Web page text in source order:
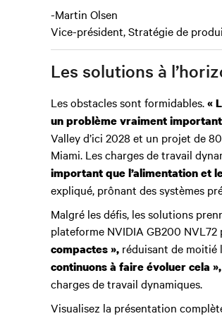
-Martin Olsen
Vice-président, Stratégie de
Les solutions à
Les obstacles sont formidables.«
un problème vraiment
Valley d’ici 2028 et un projet de
Miami. Les charges de travail
important que l’alimentation et
expliqué, prônant des systèmes
Malgré les défis, les solutions
plateforme NVIDIA GB200
compactes », réduisant de moitié
continuons à faire évoluer cela »,
charges de travail dynamiques.
Visualisez la présentation